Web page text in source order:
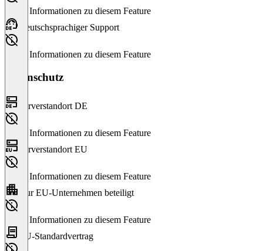
Keine Informationen zu diesem Feature
Deutschsprachiger Support
Keine Informationen zu diesem Feature
Datenschutz
Serverstandort DE
Keine Informationen zu diesem Feature
Serverstandort EU
Keine Informationen zu diesem Feature
Nur EU-Unternehmen beteiligt
Keine Informationen zu diesem Feature
EU-Standardvertrag